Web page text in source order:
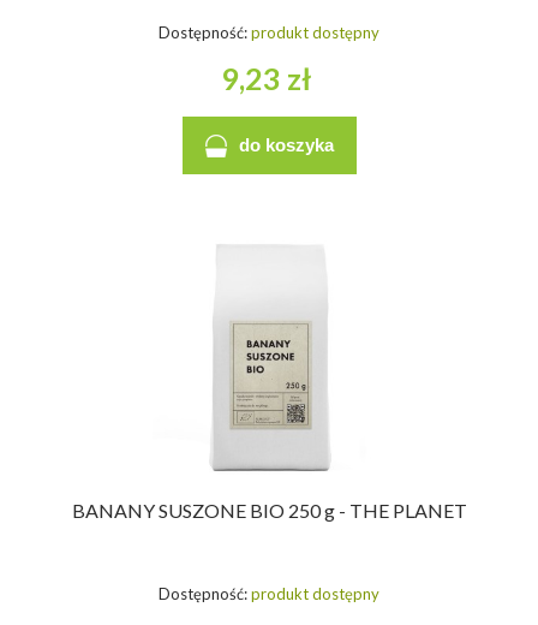
Dostępność:produkt dostępny
9,23 zł
do koszyka
BANANY SUSZONE BIO 250 g - THE PLANET
Dostępność:produkt dostępny